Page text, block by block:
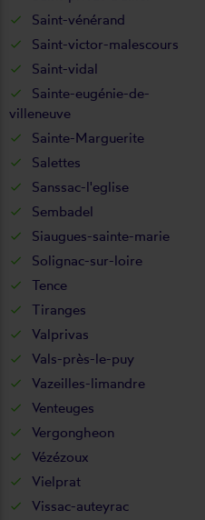
Saint-vénérand
Saint-victor-malescours
Saint-vidal
Sainte-eugénie-de-
villeneuve
Sainte-Marguerite
Salettes
Sanssac-l'eglise
Sembadel
Siaugues-sainte-marie
Solignac-sur-loire
Tence
Tiranges
Valprivas
Vals-près-le-puy
Vazeilles-limandre
Venteuges
Vergongheon
Vézézoux
Vielprat
Vissac-auteyrac